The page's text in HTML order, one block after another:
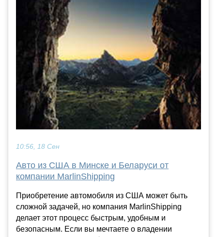
10:56, 18 Сен
Авто из США в Минске и Беларуси от
компании MarlinShipping
Приобретение автомобиля из США может быть
сложной задачей, но компания MarlinShipping
делает этот процесс быстрым, удобным и
безопасным. Если вы мечтаете о владении